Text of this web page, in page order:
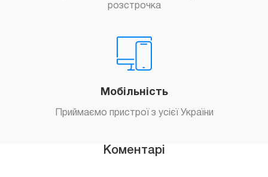
розстрочка
Мобільність
Приймаємо пристрої з усієї України
Коментарі